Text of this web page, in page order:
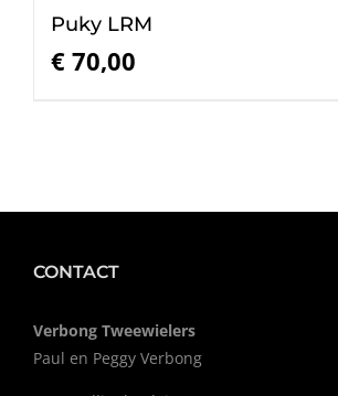
Puky LRM
€ 70,00
CONTACT
Verbong Tweewielers
Paul en Peggy Verbong